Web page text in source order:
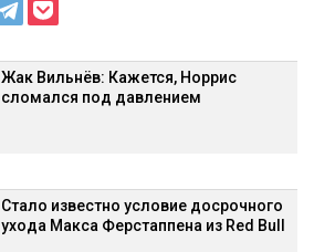
Жак Вильнёв: Кажется, Норрис
сломался под давлением
Стало известно условие досрочного
ухода Макса Ферстаппена из Red Bull